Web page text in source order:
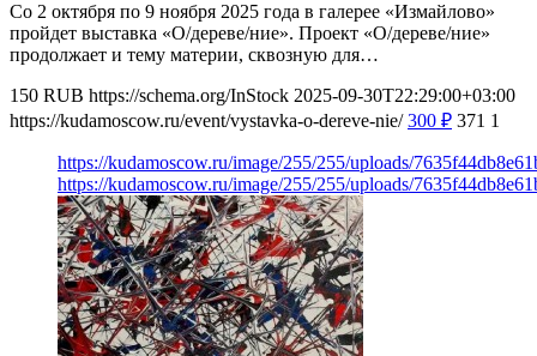
Со 2 октября по 9 ноября 2025 года в галерее «Измайлово»
пройдет выставка «О/дереве/ние». Проект «О/дереве/ние»
продолжает и тему материи, сквозную для…
150 RUB https://schema.org/InStock 2025-09-30T22:29:00+03:00
https://kudamoscow.ru/event/vystavka-o-dereve-nie/ 300 ₽ 371 1
https://kudamoscow.ru/image/255/255/uploads/
https://kudamoscow.ru/image/255/255/uploads/